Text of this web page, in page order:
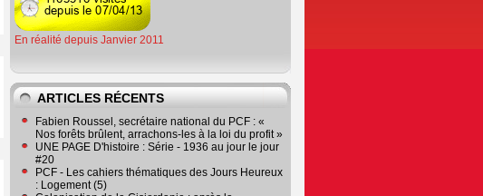
En réalité depuis Janvier 2011
ARTICLES RÉCENTS
Fabien Roussel, secrétaire national du PCF : «
Nos forêts brûlent, arrachons-les à la loi du profit »
UNE PAGE D'histoire : Série - 1936 au jour le jour
#20
PCF - Les cahiers thématiques des Jours Heureux
: Logement (5)